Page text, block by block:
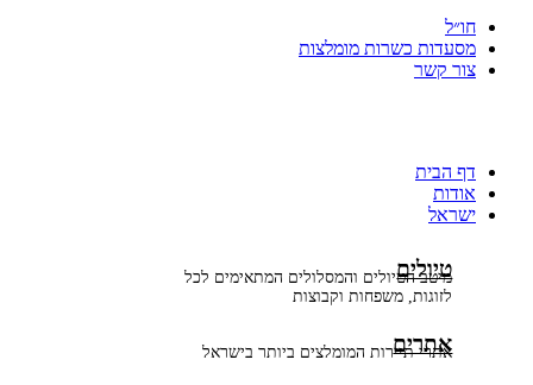
חו״ל
מסעדות כשרות מומלצות
צור קשר
דף הבית
אודות
ישראל
טיולים
מיטב הטיולים והמסלולים המתאימים לכל
לזוגות, משפחות וקבוצות
אתרים
אתרי תיירות המומלצים ביותר בישראל